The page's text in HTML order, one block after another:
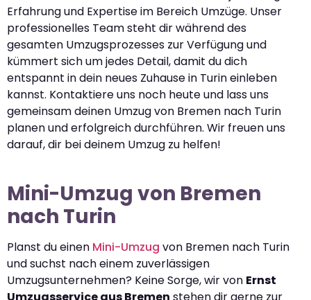
Erfahrung und Expertise im Bereich Umzüge. Unser
professionelles Team steht dir während des
gesamten Umzugsprozesses zur Verfügung und
kümmert sich um jedes Detail, damit du dich
entspannt in dein neues Zuhause in Turin einleben
kannst. Kontaktiere uns noch heute und lass uns
gemeinsam deinen Umzug von Bremen nach Turin
planen und erfolgreich durchführen. Wir freuen uns
darauf, dir bei deinem Umzug zu helfen!
Mini-Umzug von Bremen
nach Turin
Planst du einen Mini-Umzug von Bremen nach Turin
und suchst nach einem zuverlässigen
Umzugsunternehmen? Keine Sorge, wir von Ernst